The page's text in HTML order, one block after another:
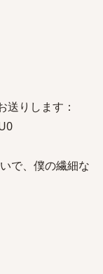
送りします：
で、僕の繊細な